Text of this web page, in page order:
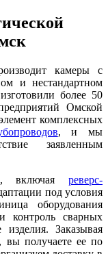
камеры с
и нестандартном
более 50
Омской
комплексных
, и мы
заявленным
включая реверс-
под условия
оборудования
контроль сварных
Заказывая
вы получаете ее по